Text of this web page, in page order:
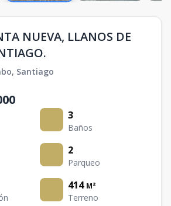
NUEVA, LLANOS DE
, Santiago
3
Baños
2
Parqueo
414 M²
Terreno